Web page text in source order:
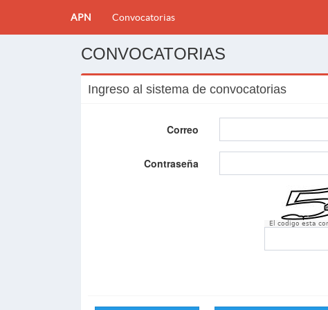
APN Convocatorias
CONVOCATORIAS
Ingreso al sistema de convocatorias
Correo
Contraseña
El codigo esta